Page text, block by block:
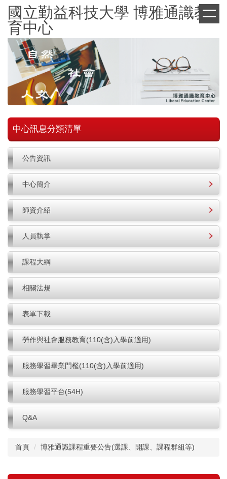
跳
到
主
要
內
國立勤益科技大學 博雅通識教
育中心
中心訊息分類清單
公告資訊
中心簡介
師資介紹
人員執掌
課程大綱
相關法規
表單下載
勞作與社會服務教育(110(含)入學前適用)
服務學習畢業門檻(110(含)入學前適用)
服務學習平台(54H)
Q&A
首頁 博雅通識課程重要公告(選課、開課、課程群組等)